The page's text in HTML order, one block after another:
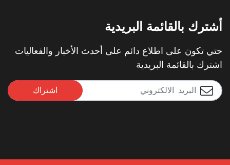
أشترك بالقائمة البريدية
حتي تكون على اطلاع دائم على أحدث الأخبار والفعاليات
اشترك بالقائمة البريدية
اشتراك